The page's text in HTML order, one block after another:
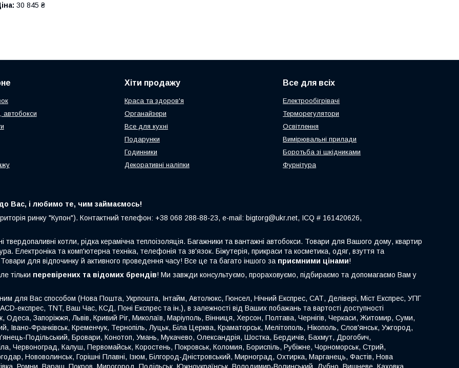
30 845 ₴
автобокси
Хіти продажу
Краса та здоров'я
Органайзери
Все для кухні
Подарунки
Годинники
Декоративні наліпки
Все для всіх
Електрообігрівачі
Терморегулятори
Освітлення
Вимірювальні прилади
Боротьба зі шкідниками
Фурнітура
Вас, і любимо те, чим займаємось!
ринку "Купон"). Контактний телефон: +38 068 288-88-23, e-mail: bigtorg@ukr.net, ICQ # 161420626,
твердопаливні котли, рідка керамічна теплоізоляція. Багажники та вантажні автобокси. Товари для Вашого дому, квартир
Електроніка та комп'ютерна техніка, телефонія та зв'язок. Біжутерія, прикраси та косметика, одяг, взуття та
для відпочинку й активного проведення часу! Все це та багато іншого за приємними цінами!
тільки перевірених та відомих брендів! Ми завжди консультуємо, прораховуємо, підбираємо та допомагаємо Вам у
для Вас способом (Нова Пошта, Укрпошта, Інтайм, Автолюкс, Гюнсел, Нічний Експрес, САТ, Делівері, Міст Експрес, УПГ
експрес, TNT, Ваш Час, КСД, Поні Експрес та ін.), в залежності від Ваших побажань та вартості доступності
Одеса, Запоріжжя, Львів, Кривий Ріг, Миколаїв, Маріуполь, Вінниця, Херсон, Полтава, Чернігів, Черкаси, Житомир, Суми,
Івано-Франківськ, Кременчук, Тернопіль, Луцьк, Біла Церква, Краматорськ, Мелітополь, Нікополь, Слов'янськ, Ужгород,
Подільський, Бровари, Конотоп, Умань, Мукачево, Олександрія, Шостка, Бердичів, Бахмут, Дрогобич,
Червоноград, Калуш, Первомайськ, Коростень, Покровськ, Коломия, Бориспіль, Рубіжне, Чорноморськ, Стрий,
Нововолинськ, Горішні Плавні, Ізюм, Білгород-Дністровський, Мирноград, Охтирка, Марганець, Фастів, Нова
Ромни, Вараш, Покров, Мирогород, Подільськ, Южноукраїнськ, Володимир-Волинський, Дубно, Вишневе, Каховка,